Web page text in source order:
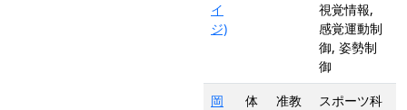
イ
ジ)
視覚情報,
感覚運動制
御, 姿勢制
御
岡
体
准教
スポーツ科